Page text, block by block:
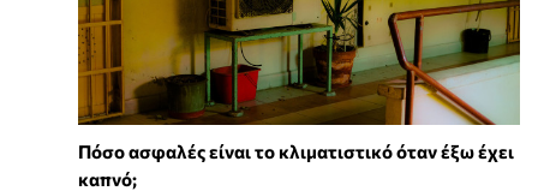
Πόσο ασφαλές είναι το κλιματιστικό όταν έξω έχει
καπνό;